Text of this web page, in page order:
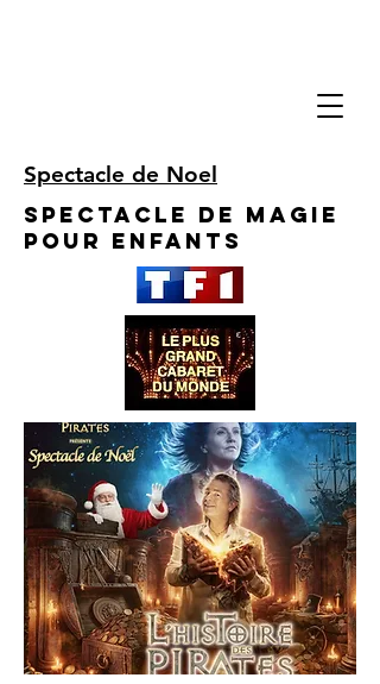
Spectacle de Noel
Spectacle de Magie
pour enfants